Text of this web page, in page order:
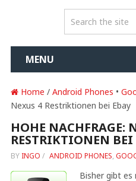
MENU
Home / Android Phones •
Nexus 4 Restriktionen bei Ebay
HOHE NACHFRAGE:
RESTRIKTIONEN BEI
BY INGO / ANDROID PHONES,
Bisher gibt es